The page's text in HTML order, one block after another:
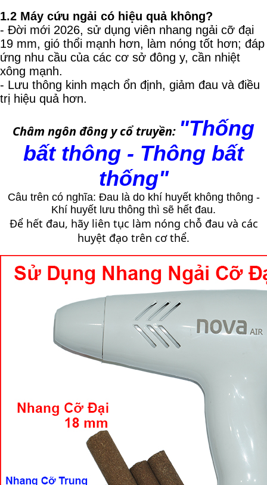
1.2 Máy cứu ngải có hiệu quả không?
- Đời mới 2026, sử dụng viên nhang ngải cỡ đại
19 mm, gió thổi mạnh hơn, làm nóng tốt hơn; đáp
ứng nhu cầu của các cơ sở đông y, cần nhiệt
xông mạnh.
- Lưu thông kinh mạch ổn định, giảm đau và điều
trị hiệu quả hơn.
Châm ngôn đông y cổ truyền: "Thống
bất thông - Thông bất
thống"
Câu trên có nghĩa: Đau là do khí huyết không thông -
Khí huyết lưu thông thì sẽ hết đau.
Để hết đau, hãy liên tục làm nóng chỗ đau và các
huyệt đạo trên cơ thể.